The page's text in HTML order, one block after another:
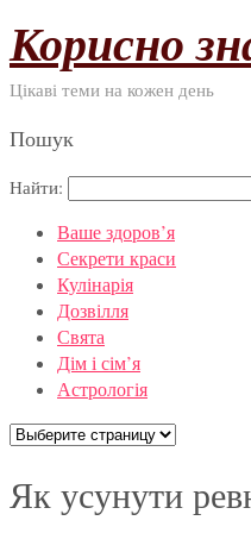
Корисно
Цікаві теми на кожен день
Пошук
Найти:
Ваше здоров’я
Секрети краси
Кулінарія
Дозвілля
Свята
Дім і сім’я
Астрологія
Як усунути